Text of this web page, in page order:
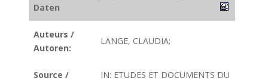
Daten
Auteurs /
Autoren:
LANGE, CLAUDIA;
Source /
IN: ETUDES ET DOCUMENTS DU